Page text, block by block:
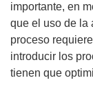
importante, en
que el uso de la
proceso
introducir los
tienen que